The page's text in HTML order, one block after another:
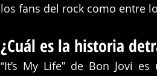
los fans del rock como entre
¿Cuál es la historia
“It’s My Life” de Bon Jovi